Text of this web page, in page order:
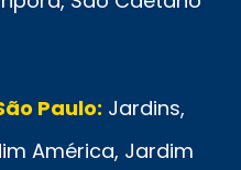
Paulo: Jardins,
América, Jardim